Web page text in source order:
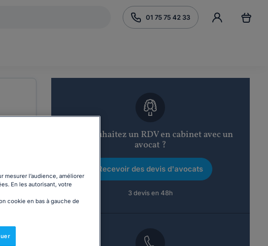
01 75 75 42 33
Vous souhaitez un RDV en cabinet avec un
avocat ?
Recevoir des devis d'avocats
3 devis en 48h
mesurer l’audience, améliorer
En les autorisant, votre
cookie en bas à gauche de